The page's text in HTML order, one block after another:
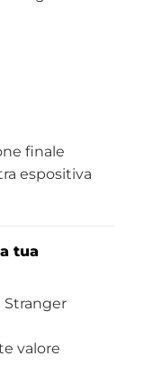
finale
espositiva
tua
valore